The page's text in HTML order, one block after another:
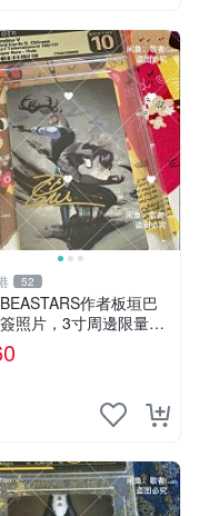
52
作者板垣巴
照片，3寸周邊限量收
作者 經典 細